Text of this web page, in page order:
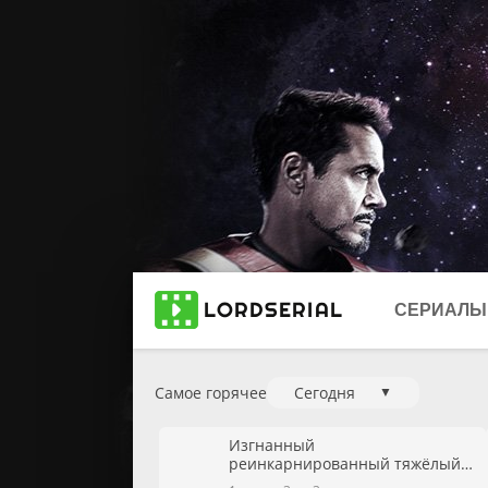
СЕРИАЛЫ
2025
Самое горячее Сегодня ▼
Изгнанный
реинкарнированный тяжёлый
рыцарь не имеет себе равных в